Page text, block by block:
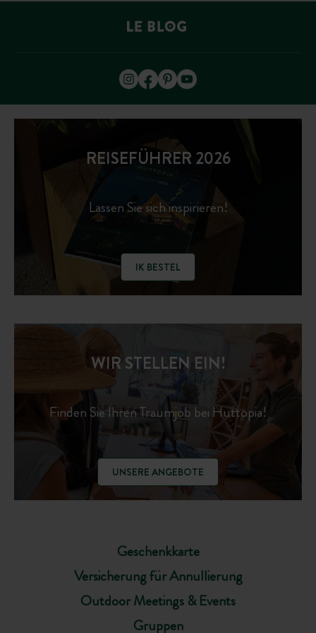
REISEFÜHRER 2026
Lassen Sie sich inspirieren!
IK BESTEL
Geschenkkarte
Versicherung für Annullierung
Outdoor Meetings & Events
Gruppen
WIR STELLEN EIN!
Finden Sie Ihren Traumjob bei Huttopia!
UNSERE ANGEBOTE